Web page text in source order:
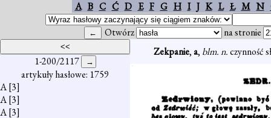
A B C Ć D E F G H I J K L Ł M N
Otwórz na stronie
1-200/2117
artykuły hasłowe: 1759
A[3]
A[3]
A[3]
Zekpanie,a, blm. n.czynność